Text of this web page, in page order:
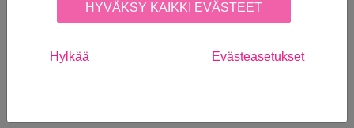
AZDPT037MU
65,00€
HYVÄKSY KAIKKI EVÄSTEET
Hylkää Evästeasetukset